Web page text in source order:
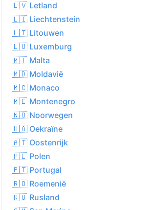
di 11. aug
18.9°C
17.4°C
15.3°C
68%
🇱🇻 Letland
🇱🇮 Liechtenstein
🇱🇹 Litouwen
🇱🇺 Luxemburg
🇲🇹 Malta
🇲🇩 Moldavië
🇲🇨 Monaco
🇲🇪 Montenegro
🇳🇴 Noorwegen
🇺🇦 Oekraïne
🇦🇹 Oostenrijk
🇵🇱 Polen
🇵🇹 Portugal
🇷🇴 Roemenië
🇷🇺 Rusland